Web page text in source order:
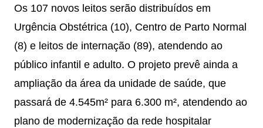
Os 107 novos leitos serão distribuídos em
Urgência Obstétrica (10), Centro de Parto Normal
(8) e leitos de internação (89), atendendo ao
público infantil e adulto. O projeto prevê ainda a
ampliação da área da unidade de saúde, que
passará de 4.545m² para 6.300 m², atendendo ao
plano de modernização da rede hospitalar